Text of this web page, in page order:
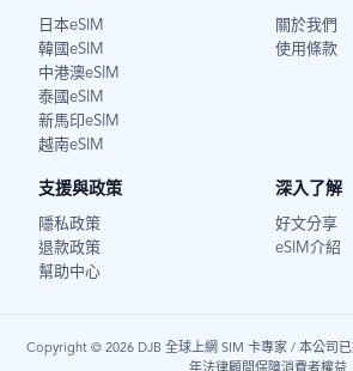
日本eSIM
韓國eSIM
中港澳eSIM
泰國eSIM
新馬印eSIM
越南eSIM
關於我們
使用條款
支援與政策
隱私政策
退款政策
幫助中心
深入了解
好文分享
eSIM介紹
Copyright © 2026 DJB 全球上網 SIM 卡專家 / 本公司